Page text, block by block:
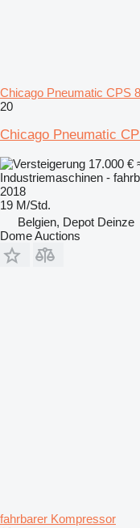
Chicago Pneumatic CPS
20
Chicago Pneumatic
17.000 €
Industriemaschinen -
2018
19 M/Std.
Belgien, Depot Deinze
Dome Auctions
fahrbarer Kompressor